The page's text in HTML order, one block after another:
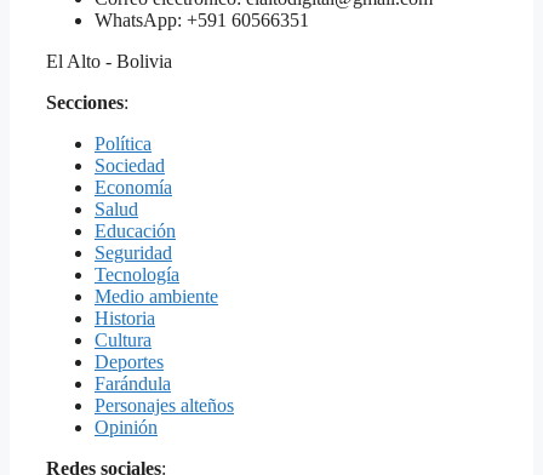
WhatsApp: +591 60566351
El Alto - Bolivia
Secciones:
Política
Sociedad
Economía
Salud
Educación
Seguridad
Tecnología
Medio ambiente
Historia
Cultura
Deportes
Farándula
Personajes alteños
Opinión
Redes sociales: